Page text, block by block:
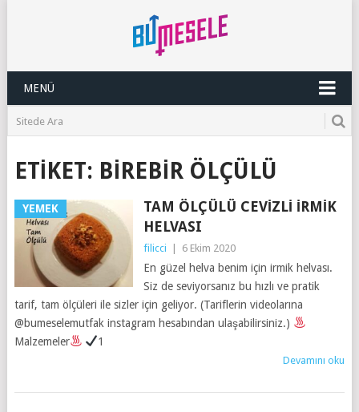
MENÜ
ETIKET: BIREBIR ÖLÇÜLÜ
YEMEK
TAM ÖLÇÜLÜ CEVIZLI İRMIK
HELVASI
filicci 6 Ekim 2020
En güzel helva benim için irmik helvası.
Siz de seviyorsanız bu hızlı ve pratik
tarif, tam ölçüleri ile sizler için geliyor. (Tariflerin videolarına
@bumeselemutfak instagram hesabından ulaşabilirsiniz.)
Malzemeler
1
Devamını oku